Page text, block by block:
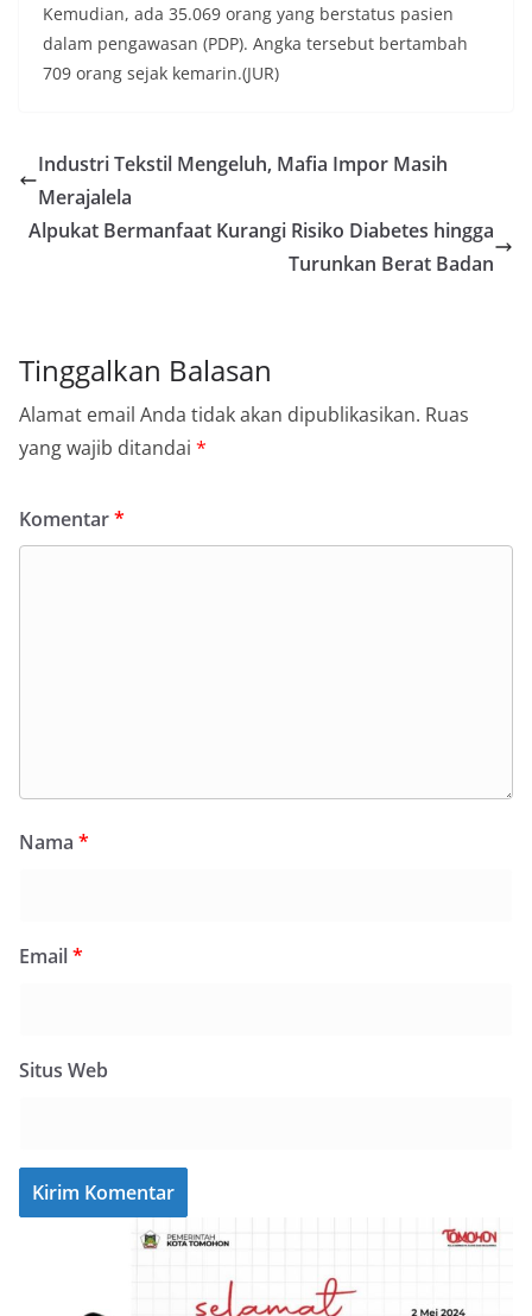
Kemudian, ada 35.069 orang yang berstatus pasien
dalam pengawasan (PDP). Angka tersebut bertambah
709 orang sejak kemarin.(JUR)
Industri Tekstil Mengeluh, Mafia Impor Masih
Merajalela
Alpukat Bermanfaat Kurangi Risiko Diabetes hingga
Turunkan Berat Badan
Tinggalkan Balasan
Alamat email Anda tidak akan dipublikasikan. Ruas
yang wajib ditandai *
Komentar*
Nama *
Email*
Situs Web